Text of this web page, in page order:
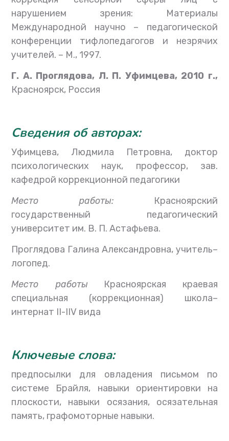
нарушением зрения: Материалы
Международной научно – педагогической
конференции тифлопедагогов и незрячих
учителей. – М., 1997.
Г. А. Проглядова, Л. П. Уфимцева, 2010 г.,
Красноярск, Россия
Сведения об авторах:
Уфимцева, Людмила Петровна, доктор
психологических наук, профессор, зав.
кафедрой коррекционной педагогики
Место работы: Красноярский
государственный педагогический
университет им. В. П.Астафьева.
Проглядова Галина Александровна, учитель–
логопед.
Место работыКрасноярская краевая
специальная (коррекционная) школа–
интернат II-IIV вида
Ключевые слова:
предпосылки для овладения письмом по
системе Брайля, навыки ориентировки на
плоскости, навыки осязания, осязательная
память, графомоторные навыки.